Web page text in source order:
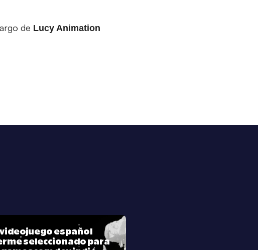
de Lucy Animation
videojuego español
seleccionado para